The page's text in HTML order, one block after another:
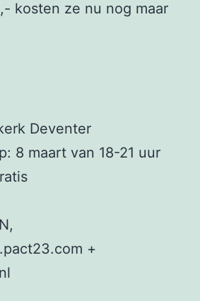
kosten ze nu nog maar
Deventer
8 maart van 18-21 uur
+